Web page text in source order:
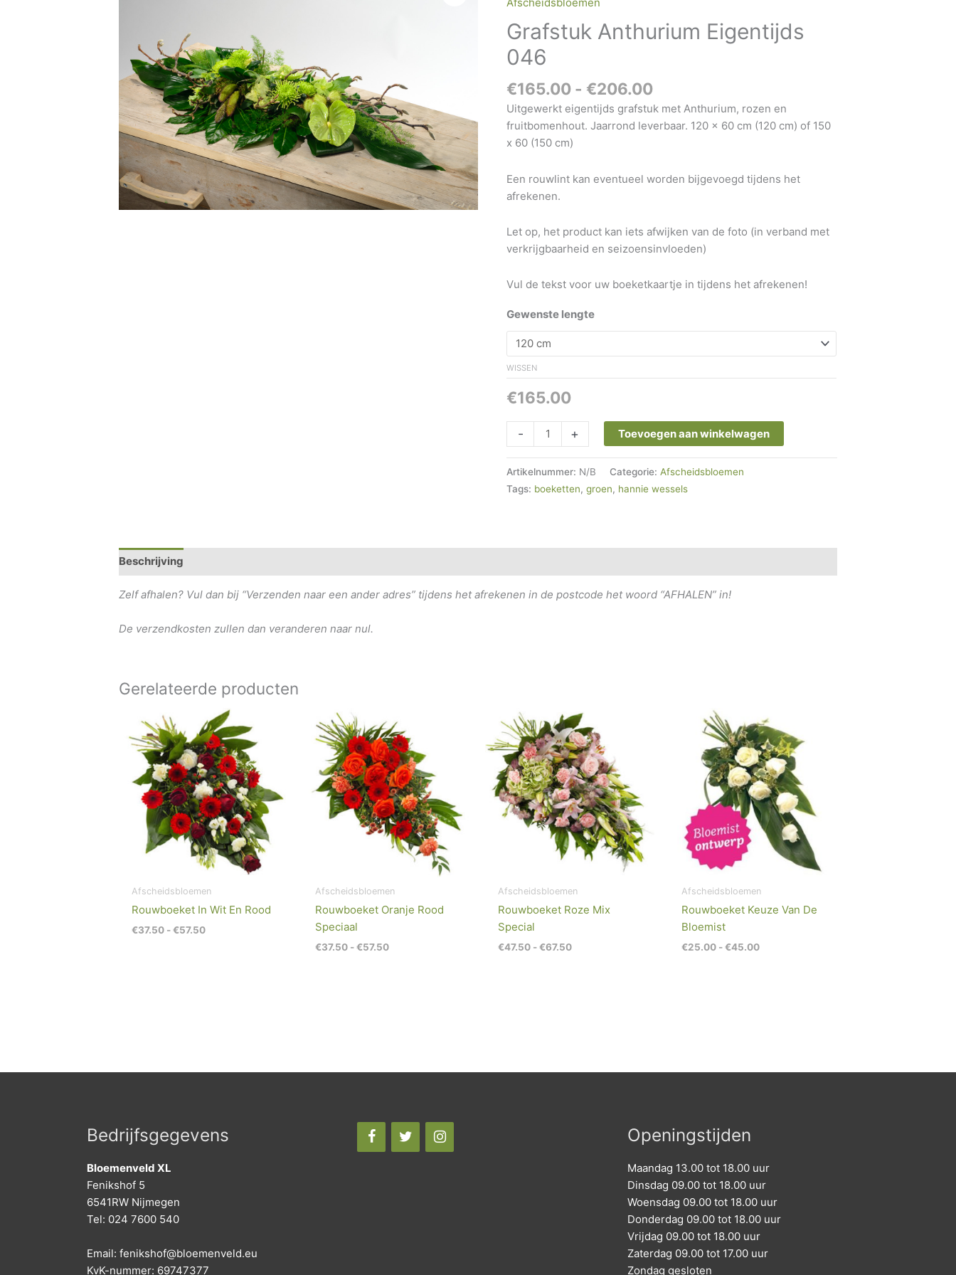
Grafstuk Anthurium Eigentijds
046
€165.00 - €206.00
€206.00
Uitgewerkt eigentijds grafstuk met Anthurium, rozen en
fruitbomenhout. Jaarrond leverbaar. 120 x 60 cm (120 cm) of 150
x 60 (150 cm)
Een rouwlint kan eventueel worden bijgevoegd tijdens het
afrekenen.
Let op, het product kan iets afwijken van de foto (in verband met
verkrijgbaarheid en seizoensinvloeden)
Vul de tekst voor uw boeketkaartje in tijdens het afrekenen!
Gewenste lengte
WISSEN
€165.00
-
Eigentijds
046
aantal
+ Toevoegen aan winkelwagen
Artikelnummer: N/B Categorie: Afscheidsbloemen
Tags: boeketten,groen, hannie wessels
Beschrijving
Zelf afhalen? Vul dan bij “Verzenden naar een ander adres” tijdens het afrekenen in de postcode het woord “AFHALEN” in!
De verzendkosten zullen dan veranderen naar nul.
Gerelateerde producten
Afscheidsbloemen
Rouwboeket In Wit En Rood
€37.50 -€57.50
Prijsklasse:
€37.50
tot
€57.50
Afscheidsbloemen
Rouwboeket Oranje Rood
Speciaal
€37.50 - €57.50
€37.50
tot
€57.50
Afscheidsbloemen
Rouwboeket Roze Mix
Special
€47.50 -€67.50
Prijsklasse:
€47.50
tot
€67.50
Afscheidsbloemen
Rouwboeket Keuze Van De
Bloemist
€25.00 - €45.00
€25.00
tot
€45.00
Bedrijfsgegevens
Bloemenveld XL
Fenikshof 5
6541RW Nijmegen
Tel: 024 7600 540
Email: fenikshof@bloemenveld.eu
KvK-nummer: 69747377
Openingstijden
Maandag 13.00 tot 18.00 uur
Dinsdag 09.00 tot 18.00 uur
Woensdag 09.00 tot 18.00 uur
Donderdag 09.00 tot 18.00 uur
Vrijdag 09.00 tot 18.00 uur
Zaterdag 09.00 tot 17.00 uur
Zondag gesloten